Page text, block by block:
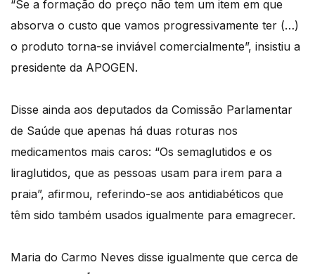
“Se a formação do preço não tem um item em que
absorva o custo que vamos progressivamente ter (…)
o produto torna-se inviável comercialmente”, insistiu a
presidente da APOGEN.
Disse ainda aos deputados da Comissão Parlamentar
de Saúde que apenas há duas roturas nos
medicamentos mais caros: “Os semaglutidos e os
liraglutidos, que as pessoas usam para irem para a
praia”, afirmou, referindo-se aos antidiabéticos que
têm sido também usados igualmente para emagrecer.
Maria do Carmo Neves disse igualmente que cerca de